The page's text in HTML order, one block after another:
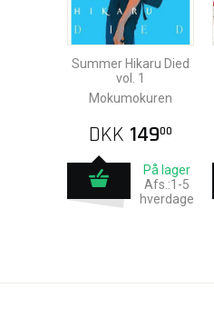
Summer Hikaru Died
vol. 1
Mokumokuren
DKK 14900
På lager
Afs.:1-5
hverdage